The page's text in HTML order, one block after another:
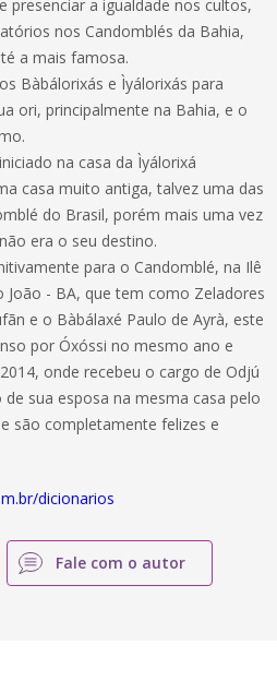
presenciar a igualdade nos cultos,
nos Candomblés da Bahia,
a mais famosa.
Bàbálorixás e Ìyálorixás para
ori, principalmente na Bahia, e o
na casa da Ìyálorixá
casa muito antiga, talvez uma das
do Brasil, porém mais uma vez
era o seu destino.
para o Candomblé, na Ilê
João - BA, que tem como Zeladores
e o Bàbálaxé Paulo de Ayrà, este
por Óxóssi no mesmo ano e
onde recebeu o cargo de Odjú
sua esposa na mesma casa pelo
são completamente felizes e
dicionarios
Fale com o autor